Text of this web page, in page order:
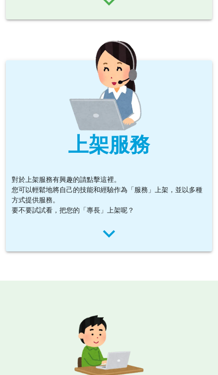
上架服務
對於上架服務有興趣的請點擊這裡。
您可以輕鬆地將自己的技能和經驗作為「服務」上架，並以多種
方式提供服務。
要不要試試看，把您的「專長」上架呢？